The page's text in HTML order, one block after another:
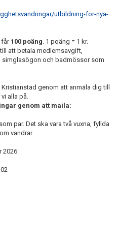
utbildning-for-nya-
får 100 poäng. 1 poäng = 1 kr.
att betala medlemsavgift,
simglasögon och badmössor som
genom att anmäla dig till
alla på.
genom att maila:
par. Det ska vara två vuxna, fyllda
vandrar.
2026: